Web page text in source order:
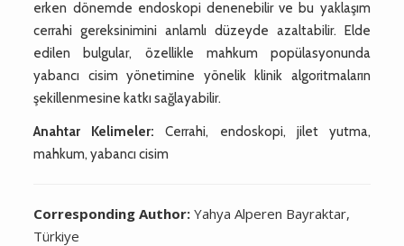
erken dönemde endoskopi denenebilir ve bu yaklaşım
cerrahi gereksinimini anlamlı düzeyde azaltabilir. Elde
edilen bulgular, özellikle mahkum popülasyonunda
yabancı cisim yönetimine yönelik klinik algoritmaların
şekillenmesine katkı sağlayabilir.
Anahtar Kelimeler: Cerrahi, endoskopi, jilet yutma,
mahkum, yabancı cisim
Corresponding Author:Yahya Alperen Bayraktar,
Türkiye